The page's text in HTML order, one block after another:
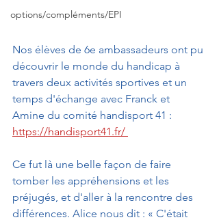
options/compléments/EPI
Nos élèves de 6e ambassadeurs ont pu
découvrir le monde du handicap à
travers deux activités sportives et un
temps d'échange avec Franck et
Amine du comité handisport 41 :
https://handisport41.fr/
Ce fut là une belle façon de faire
tomber les appréhensions et les
préjugés, et d'aller à la rencontre des
différences. Alice nous dit : « C'était